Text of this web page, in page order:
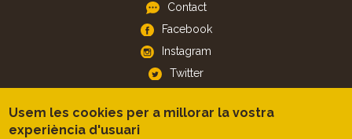
Contact
Facebook
Instagram
Twitter
APP
Usem les cookies per a millorar la vostra
experiència d'usuari